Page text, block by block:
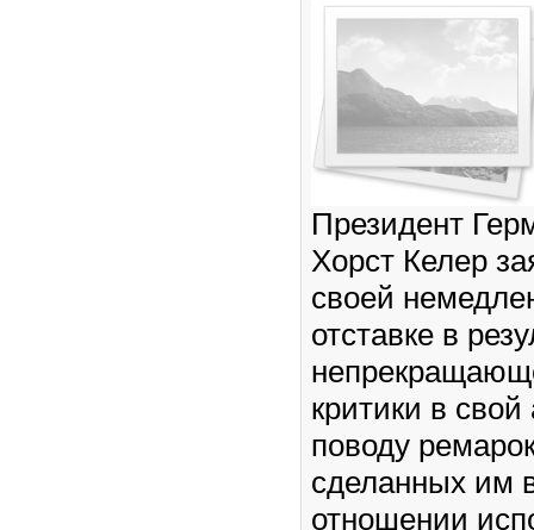
Президент
Хорст Келер
своей
отставке в
критики в
поводу
сделанных им
отношении